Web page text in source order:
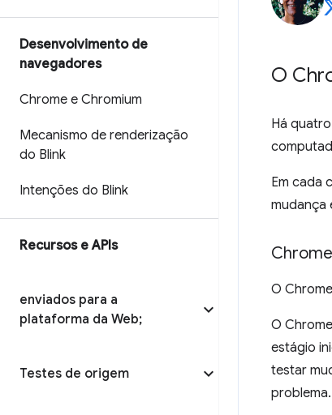
Desenvolvimento de
navegadores
Chrome e Chromium
Mecanismo de renderização
do Blink
Intenções do Blink
Recursos e APIs
enviados para a
plataforma da Web;
Testes de origem
O
Há
Em cada
mudança
O
O
estágio
testar
problema.